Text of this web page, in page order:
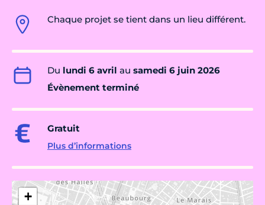
Chaque projet se tient dans un lieu différent.
Du lundi 6 avril au samedi 6 juin 2026
Évènement terminé
Gratuit
Plus d’informations
+